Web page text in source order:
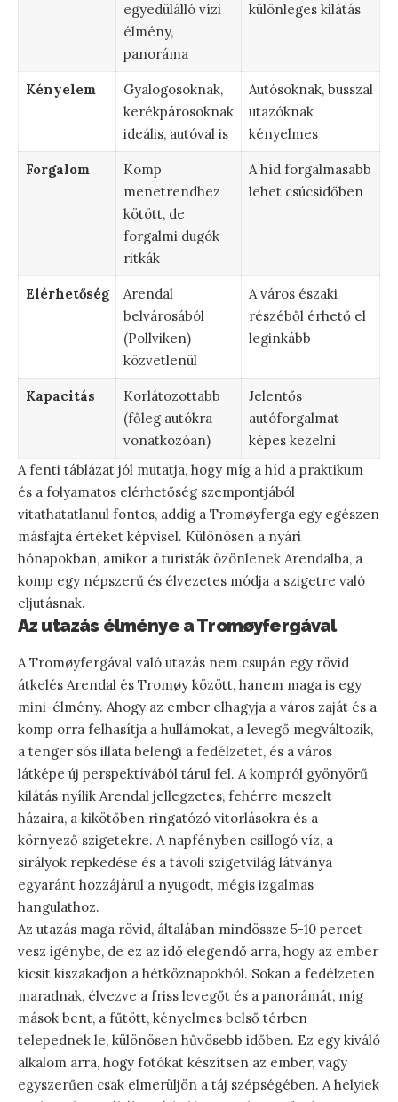
egyedülálló vízi
élmény,
panoráma
különleges kilátás
Kényelem
Gyalogosoknak,
kerékpárosoknak
ideális, autóval is
Autósoknak, busszal
utazóknak
kényelmes
Forgalom
Komp
menetrendhez
kötött, de
forgalmi dugók
ritkák
A híd forgalmasabb
lehet csúcsidőben
Elérhetőség
Arendal
belvárosából
(Pollviken)
közvetlenül
A város északi
részéből érhető el
leginkább
Kapacitás
Korlátozottabb
(főleg autókra
vonatkozóan)
Jelentős
autóforgalmat
képes kezelni
A fenti táblázat jól mutatja, hogy míg a híd a praktikum
és a folyamatos elérhetőség szempontjából
vitathatatlanul fontos, addig a Tromøyferga egy egészen
másfajta értéket képvisel. Különösen a nyári
hónapokban, amikor a turisták özönlenek Arendalba, a
komp egy népszerű és élvezetes módja a szigetre való
eljutásnak.
Az utazás élménye a Tromøyfergával
A Tromøyfergával való utazás nem csupán egy rövid
átkelés Arendal és Tromøy között, hanem maga is egy
mini-élmény. Ahogy az ember elhagyja a város zaját és a
komp orra felhasítja a hullámokat, a levegő megváltozik,
a tenger sós illata belengi a fedélzetet, és a város
látképe új perspektívából tárul fel. A kompról gyönyörű
kilátás nyílik Arendal jellegzetes, fehérre meszelt
házaira, a kikötőben ringatózó vitorlásokra és a
környező szigetekre. A napfényben csillogó víz, a
sirályok repkedése és a távoli szigetvilág látványa
egyaránt hozzájárul a nyugodt, mégis izgalmas
hangulathoz.
Az utazás maga rövid, általában mindössze 5-10 percet
vesz igénybe, de ez az idő elegendő arra, hogy az ember
kicsit kiszakadjon a hétköznapokból. Sokan a fedélzeten
maradnak, élvezve a friss levegőt és a panorámát, míg
mások bent, a fűtött, kényelmes belső térben
telepednek le, különösen hűvösebb időben. Ez egy kiváló
alkalom arra, hogy fotókat készítsen az ember, vagy
egyszerűen csak elmerüljön a táj szépségében. A helyiek